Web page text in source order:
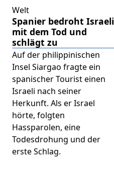
Welt
Spanier bedroht Israeli
mit dem Tod und
schlägt zu
Auf der philippinischen
Insel Siargao fragte ein
spanischer Tourist einen
Israeli nach seiner
Herkunft. Als er Israel
hörte, folgten
Hassparolen, eine
Todesdrohung und der
erste Schlag.